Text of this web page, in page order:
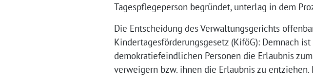
Tagespflegeperson begründet, unterlag in dem
Die Entscheidung des Verwaltungsgerichts
Kindertagesförderungsgesetz (KiföG): Demnach
demokratiefeindlichen Personen die Erlaubnis
verweigern bzw. ihnen die Erlaubnis zu